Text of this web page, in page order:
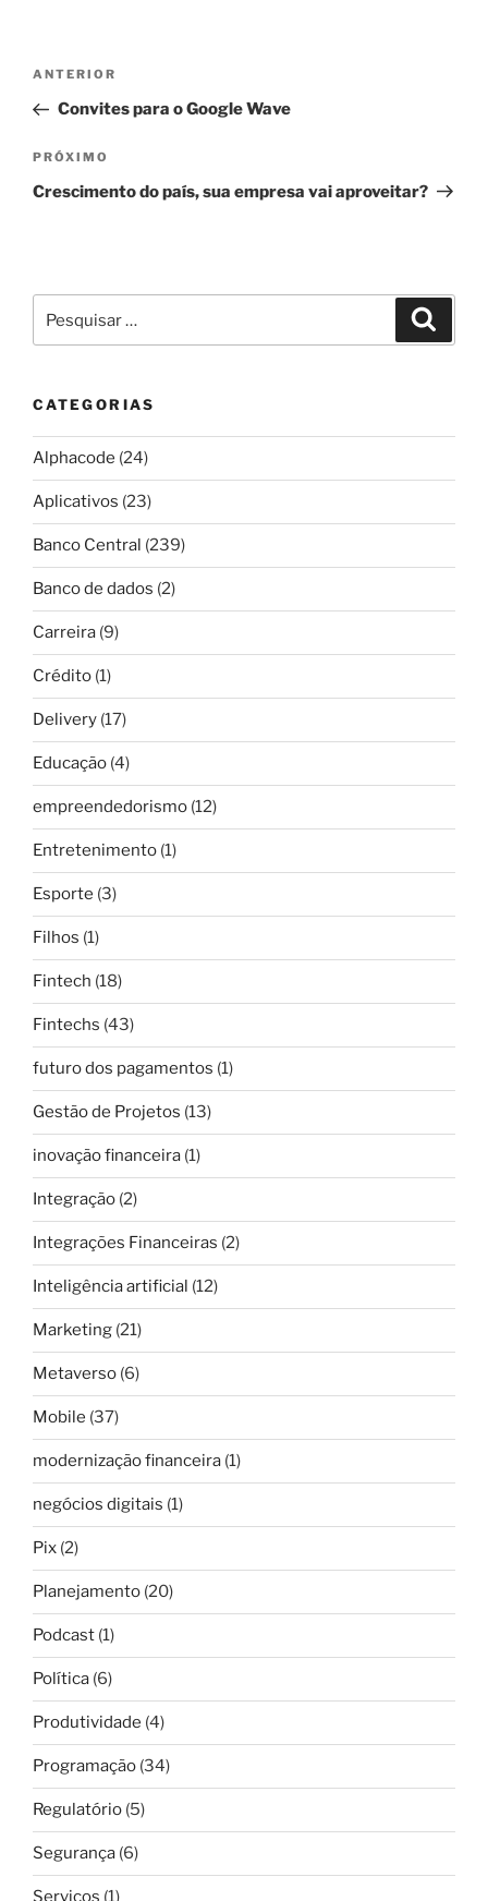
Navegação
Post
Post
anterior
ANTERIOR
Convites para o Google Wave
Próximo
post
PRÓXIMO
Crescimento do país, sua empresa vai aproveitar?
por:
CATEGORIAS
Alphacode (24)
Aplicativos (23)
Banco Central (239)
Banco de dados (2)
Carreira (9)
Crédito (1)
Delivery (17)
Educação (4)
empreendedorismo (12)
Entretenimento (1)
Esporte (3)
Filhos (1)
Fintech (18)
Fintechs (43)
futuro dos pagamentos (1)
Gestão de Projetos (13)
inovação financeira (1)
Integração (2)
Integrações Financeiras (2)
Inteligência artificial (12)
Marketing (21)
Metaverso (6)
Mobile (37)
modernização financeira (1)
negócios digitais (1)
Pix (2)
Planejamento (20)
Podcast (1)
Política (6)
Produtividade (4)
Programação (34)
Regulatório (5)
Segurança (6)
Serviços (1)